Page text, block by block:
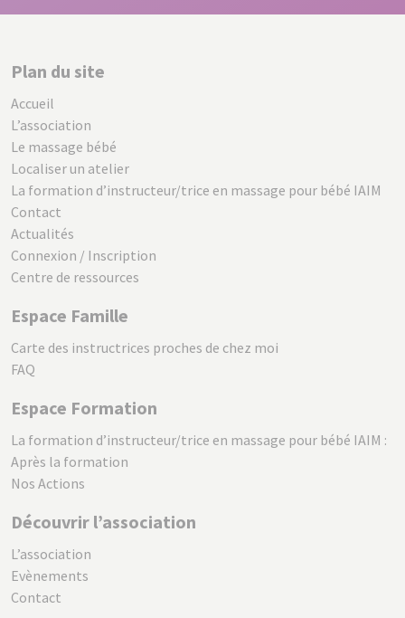
Plan du site
Accueil
L’association
Le massage bébé
Localiser un atelier
La formation d’instructeur/trice en massage pour bébé IAIM
Contact
Actualités
Connexion / Inscription
Centre de ressources
Espace Famille
Carte des instructrices proches de chez moi
FAQ
Espace Formation
La formation d’instructeur/trice en massage pour bébé IAIM :
Après la formation
Nos Actions
Découvrir l’association
L’association
Evènements
Contact